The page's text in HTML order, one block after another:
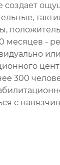
месяцев -
300
с